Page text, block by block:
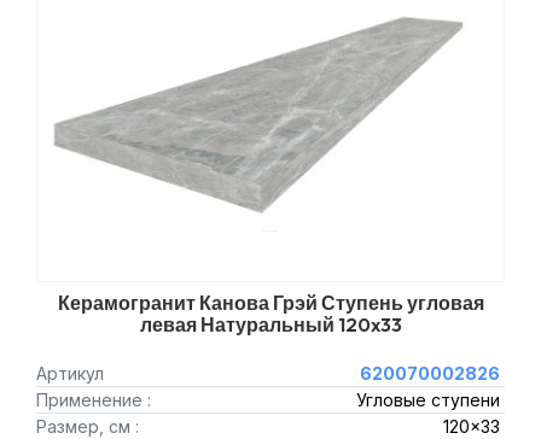
Керамогранит Канова Грэй Ступень угловая
левая Натуральный 120x33
Артикул
620070002826
Применение :
Угловые ступени
Размер, см :
120x33